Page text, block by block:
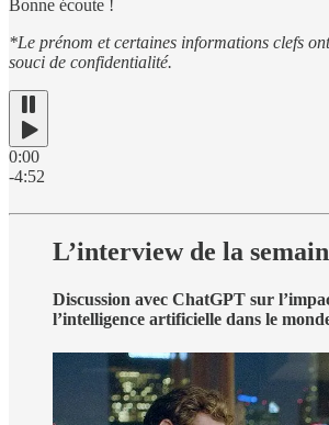
Bonne écoute !
*Le prénom et certaines informations clefs
souci de confidentialité.
0:00
-4:52
L’interview de la
Discussion avec ChatGPT sur
l’intelligence artificielle dans le